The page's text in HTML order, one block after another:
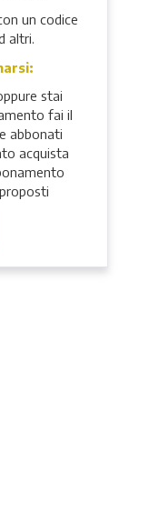
un codice
altri.
stai
fai il
abbonati
acquista